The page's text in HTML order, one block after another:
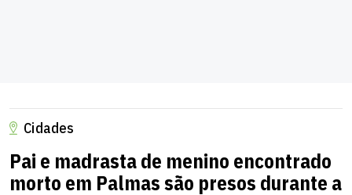
Cidades
Pai e madrasta de menino encontrado
morto em Palmas são presos durante a